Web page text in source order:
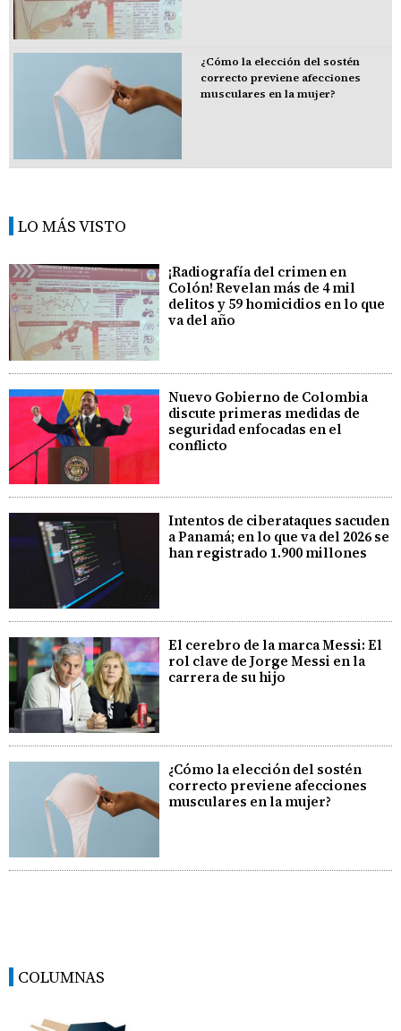
¿Cómo la elección del sostén
correcto previene afecciones
musculares en la mujer?
LO MÁS VISTO
¡Radiografía del crimen en
Colón! Revelan más de 4 mil
delitos y 59 homicidios en lo que
va del año
Nuevo Gobierno de Colombia
discute primeras medidas de
seguridad enfocadas en el
conflicto
Intentos de ciberataques sacuden
a Panamá; en lo que va del 2026 se
han registrado 1.900 millones
El cerebro de la marca Messi: El
rol clave de Jorge Messi en la
carrera de su hijo
¿Cómo la elección del sostén
correcto previene afecciones
musculares en la mujer?
COLUMNAS